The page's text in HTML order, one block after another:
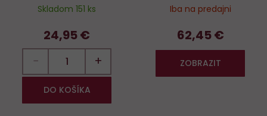
Skladom 151 ks
24,95 €
− +
DO KOŠÍKA
Iba na predajni
62,45 €
ZOBRAZIT